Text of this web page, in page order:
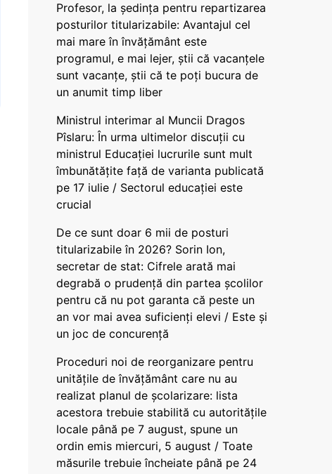
Profesor, la ședința pentru repartizarea
posturilor titularizabile: Avantajul cel
mai mare în învățământ este
programul, e mai lejer, știi că vacanțele
sunt vacanţe, știi că te poți bucura de
un anumit timp liber
Ministrul interimar al Muncii Dragos
Pîslaru: În urma ultimelor discuții cu
ministrul Educației lucrurile sunt mult
îmbunătățite față de varianta publicată
pe 17 iulie / Sectorul educației este
crucial
De ce sunt doar 6 mii de posturi
titularizabile în 2026? Sorin Ion,
secretar de stat: Cifrele arată mai
degrabă o prudență din partea școlilor
pentru că nu pot garanta că peste un
an vor mai avea suficienți elevi / Este și
un joc de concurență
Proceduri noi de reorganizare pentru
unitățile de învățământ care nu au
realizat planul de școlarizare: lista
acestora trebuie stabilită cu autoritățile
locale până pe 7 august, spune un
ordin emis miercuri, 5 august / Toate
măsurile trebuie încheiate până pe 24